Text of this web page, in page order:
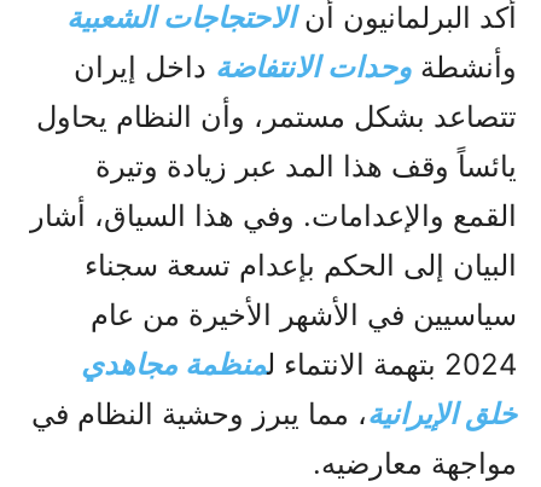
أكد البرلمانيون أنالاحتجاجات الشعبية
وأنشطة وحدات الانتفاضة داخل إيران
تتصاعد بشكل مستمر، وأن النظام يحاول
يائساً وقف هذا المد عبر زيادة وتيرة
القمع والإعدامات. وفي هذا السياق، أشار
البيان إلى الحكم بإعدام تسعة سجناء
سياسيين في الأشهر الأخيرة من عام
2024 بتهمة الانتماء ل
منظمة مجاهدي
خلق الإيرانية، مما يبرز وحشية النظام في
مواجهة معارضيه.